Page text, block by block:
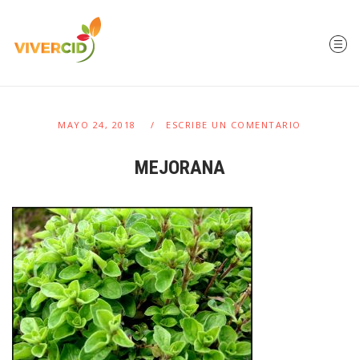
MAYO 24, 2018 ESCRIBE UN COMENTARIO
MEJORANA